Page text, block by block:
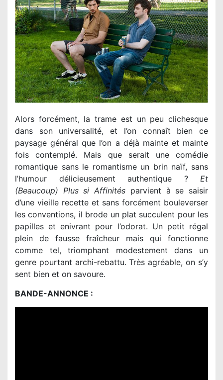
Alors forcément, la trame est un peu clichesque
dans son universalité, et l’on connaît bien ce
paysage général que l’on a déjà mainte et mainte
fois contemplé. Mais que serait une comédie
romantique sans le romantisme un brin naïf, sans
l’humour délicieusement authentique ? Et
(Beaucoup) Plus si Affinités parvient à se saisir
d’une vieille recette et sans forcément bouleverser
les conventions, il brode un plat succulent pour les
papilles et enivrant pour l’odorat. Un petit régal
plein de fausse fraîcheur mais qui fonctionne
comme tel, triomphant modestement dans un
genre pourtant archi-rebattu. Très agréable, on s’y
sent bien et on savoure.
BANDE-ANNONCE :